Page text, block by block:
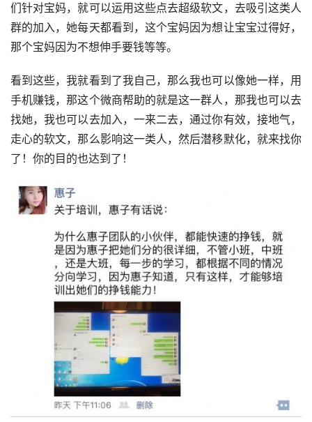
们针对宝妈，就可以运用这些点去超级软文，去吸引这类人
群的加入，她每天都看到，这个宝妈因为想让宝宝过得好，
那个宝妈因为不想伸手要钱等等。
看到这些，我就看到了我自己，那么我也可以像她一样，用
手机赚钱，那这个微商帮助的就是这一群人，那我也可以去
找她，我也可以去加入，一来二去，通过你有效，接地气，
走心的软文，那么影响这一类人，然后潜移默化，就来找你
了！你的目的也达到了！